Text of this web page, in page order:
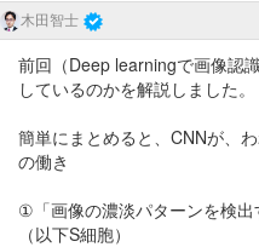
木田智士
前回（Deep learningで画像認
しているのかを解説しました。
簡単にまとめると、CNNが、
の働き
①「画像の濃淡パターンを検
（以下S細胞）